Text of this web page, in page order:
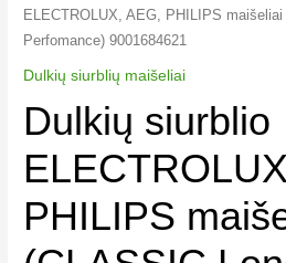
ELECTROLUX, AEG, PHILIPS
Perfomance) 9001684621
Dulkių siurblių maišeliai
Dulkių siurblio
PHILIPS